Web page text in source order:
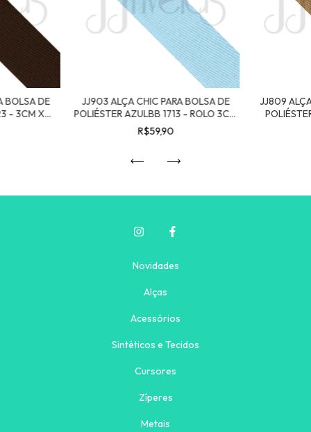
BOLSA DE
- 3CM X
JJ903 ALÇA CHIC PARA BOLSA DE
POLIÉSTER AZULBB 1713 - ROLO 3CM
X 25MT
R$59,90
JJ809
Novidades
Alças
Acessórios
Sintéticos e Tecidos
Cursores
Zíperes
Metais